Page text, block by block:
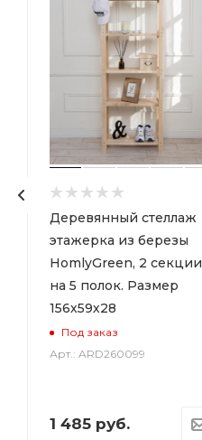
Деревянный стеллаж
этажерка из березы
HomlyGreen, 2 секции
на 5 полок. Размер
156х59х28
Под заказ
Арт.: ARD260099
1 485руб.